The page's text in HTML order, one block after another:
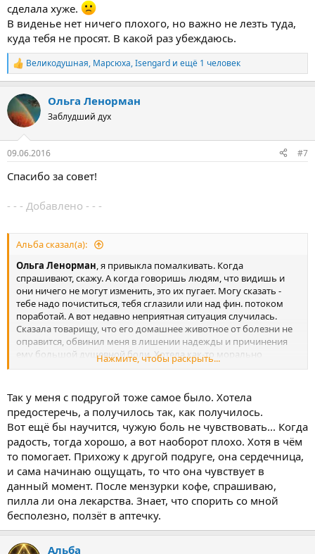
сделала хуже.
В виденье нет ничего плохого, но важно не лезть туда,
куда тебя не просят. В какой раз убеждаюсь.
Р
е
к
ц
и
Великодушная, Марсюха,Isengard и ещё 1 человек
Ольга Ленорман
Заблудший дух
09.06.2016 #7
Спасибо за совет!
- - - Добавлено - - -
Альба сказал(а):
Ольга Ленорман, я привыкла помалкивать. Когда
спрашивают, скажу. А когда говоришь людям, что видишь и
они ничего не могут изменить, это их пугает. Могу сказать -
тебе надо почиститься, тебя сглазили или над фин. потоком
поработай. А вот недавно неприятная ситуация случилась.
Сказала товарищу, что его домашнее животное от болезни не
оправится, обвинил меня в лишении надежды и причинения
ему большой душевной боли. Хотела как-то морально
подготовить, а сделала хуже.
тебя не просят. В какой раз убеждаюсь.
Нажмите, чтобы раскрыть...
Так у меня с подругой тоже самое было. Хотела
предостеречь, а получилось так, как получилось.
Вот ещё бы научится, чужую боль не чувствовать... Когда
радость, тогда хорошо, а вот наоборот плохо. Хотя в чём
то помогает. Прихожу к другой подруге, она сердечница,
и сама начинаю ощущать, то что она чувствует в
данный момент. После мензурки кофе, спрашиваю,
пилла ли она лекарства. Знает, что спорить со мной
бесполезно, ползёт в аптечку.
Альба